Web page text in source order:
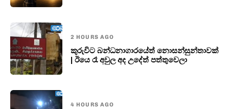
2 HOURS AGO
කුරුවිට බන්ධනාගාරයේත් නොසන්සුන්තාවක්
| ඊයෙ රෑ අවුල අද උදේත් පත්තුවෙලා
4 HOURS AGO